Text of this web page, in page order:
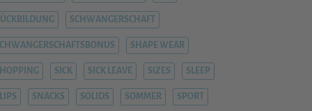
SCHWANGERSCHAFT
SHAPE WEAR
SICK SICK LEAVE SIZES SLEEP
SNACKS SOLIDS SOMMER SPORT